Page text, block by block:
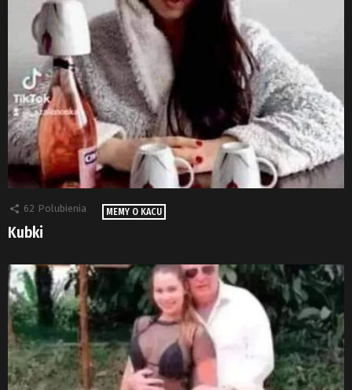
62 Polubienia MEMY O KACU
Kubki